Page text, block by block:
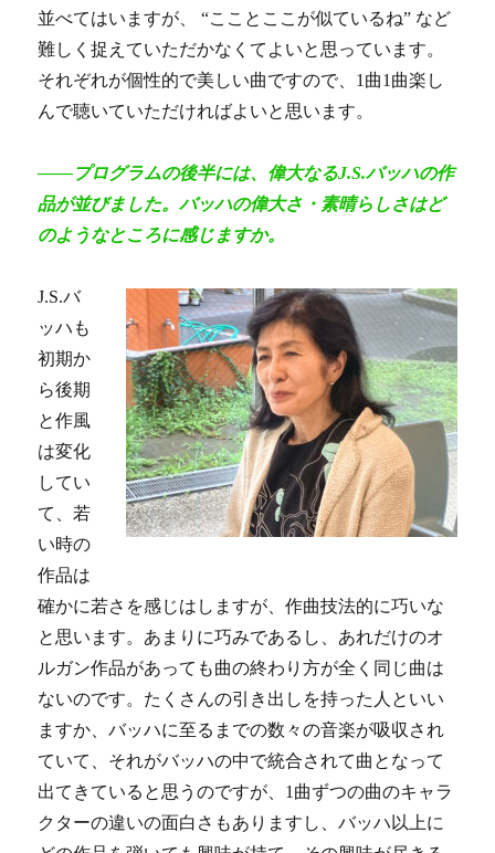
並べてはいますが、 “こことここが似ているね” など
難しく捉えていただかなくてよいと思っています。
それぞれが個性的で美しい曲ですので、1曲1曲楽し
んで聴いていただければよいと思います。
――プログラムの後半には、偉大なるJ.S.バッハの作
品が並びました。バッハの偉大さ・素晴らしさはど
のようなところに感じますか。
J.S.バ
ッハも
初期か
ら後期
と作風
は変化
してい
て、若
い時の
作品は
確かに若さを感じはしますが、作曲技法的に巧いな
と思います。あまりに巧みであるし、あれだけのオ
ルガン作品があっても曲の終わり方が全く同じ曲は
ないのです。たくさんの引き出しを持った人といい
ますか、バッハに至るまでの数々の音楽が吸収され
ていて、それがバッハの中で統合されて曲となって
出てきていると思うのですが、1曲ずつの曲のキャラ
クターの違いの面白さもありますし、バッハ以上に